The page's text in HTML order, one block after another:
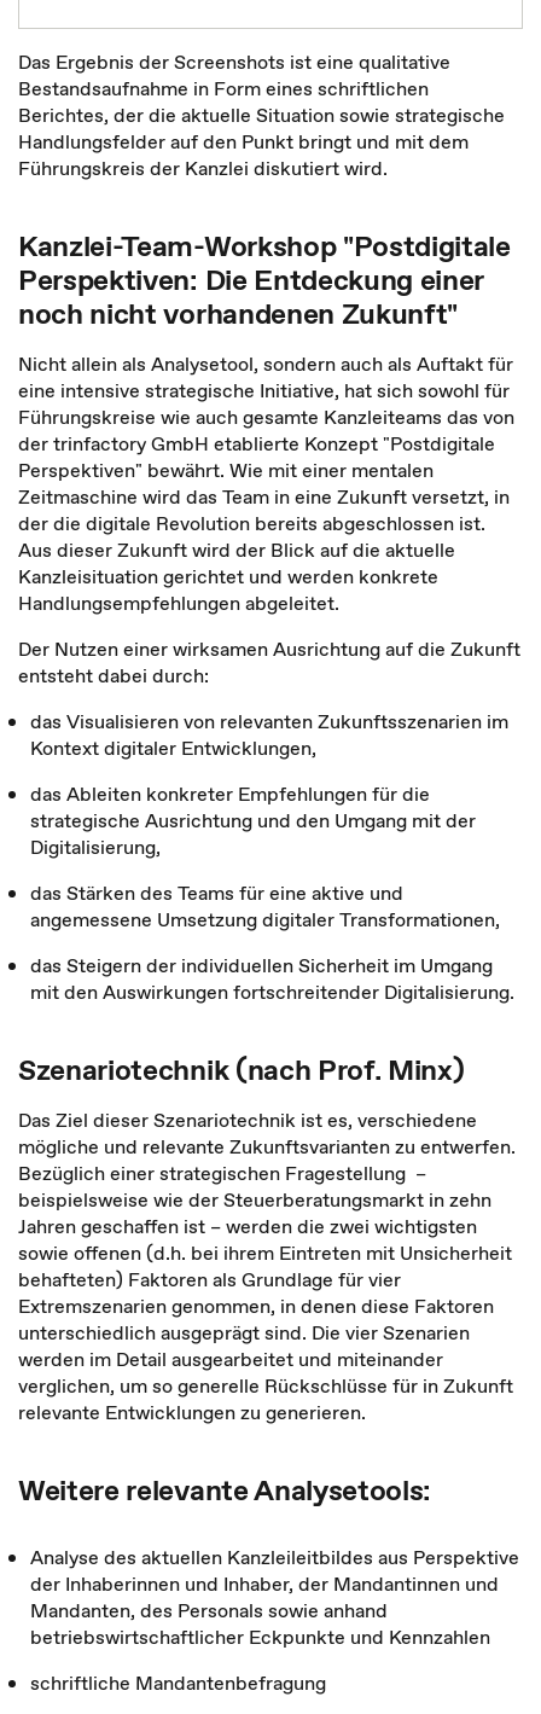
Das Ergebnis der Screenshots ist eine qualitative
Bestandsaufnahme in Form eines schriftlichen
Berichtes, der die aktuelle Situation sowie strategische
Handlungsfelder auf den Punkt bringt und mit dem
Führungskreis der Kanzlei diskutiert wird.
Kanzlei-Team-Workshop "Postdigitale
Perspektiven: Die Entdeckung einer
noch nicht vorhandenen Zukunft"
Nicht allein als Analysetool, sondern auch als Auftakt für
eine intensive strategische Initiative, hat sich sowohl für
Führungskreise wie auch gesamte Kanzleiteams das von
der trinfactory GmbH etablierte Konzept "Postdigitale
Perspektiven" bewährt. Wie mit einer mentalen
Zeitmaschine wird das Team in eine Zukunft versetzt, in
der die digitale Revolution bereits abgeschlossen ist.
Aus dieser Zukunft wird der Blick auf die aktuelle
Kanzleisituation gerichtet und werden konkrete
Handlungsempfehlungen abgeleitet.
Der Nutzen einer wirksamen Ausrichtung auf die Zukunft
entsteht dabei durch:
das Visualisieren von relevanten Zukunftsszenarien im
Kontext digitaler Entwicklungen,
das Ableiten konkreter Empfehlungen für die
strategische Ausrichtung und den Umgang mit der
Digitalisierung,
das Stärken des Teams für eine aktive und
angemessene Umsetzung digitaler Transformationen,
das Steigern der individuellen Sicherheit im Umgang
mit den Auswirkungen fortschreitender Digitalisierung.
Szenariotechnik (nach Prof. Minx)
Das Ziel dieser Szenariotechnik ist es, verschiedene
mögliche und relevante Zukunftsvarianten zu entwerfen.
Bezüglich einer strategischen Fragestellung –
beispielsweise wie der Steuerberatungsmarkt in zehn
Jahren geschaffen ist – werden die zwei wichtigsten
sowie offenen (d.h. bei ihrem Eintreten mit Unsicherheit
behafteten) Faktoren als Grundlage für vier
Extremszenarien genommen, in denen diese Faktoren
unterschiedlich ausgeprägt sind. Die vier Szenarien
werden im Detail ausgearbeitet und miteinander
verglichen, um so generelle Rückschlüsse für in Zukunft
relevante Entwicklungen zu generieren.
Weitere relevante Analysetools:
Analyse des aktuellen Kanzleileitbildes aus Perspektive
der Inhaberinnen und Inhaber, der Mandantinnen und
Mandanten, des Personals sowie anhand
betriebswirtschaftlicher Eckpunkte und Kennzahlen
schriftliche Mandantenbefragung